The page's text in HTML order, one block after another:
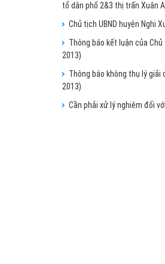
tổ dân phố 2&3 thị trấn Xuân
Chủ tịch UBND huyện Nghi
Thông báo kết luận của
2013)
Thông báo không thụ lý giải
2013)
Cần phải xử lý nghiêm đối